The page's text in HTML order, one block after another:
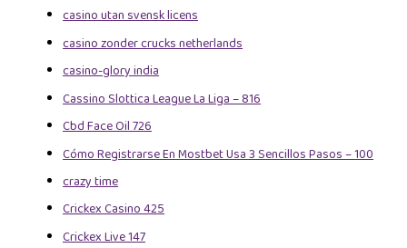
casino utan svensk licens
casino zonder crucks netherlands
casino-glory india
Cassino Slottica League La Liga – 816
Cbd Face Oil 726
Cómo Registrarse En Mostbet Usa 3 Sencillos Pasos – 100
crazy time
Crickex Casino 425
Crickex Live 147